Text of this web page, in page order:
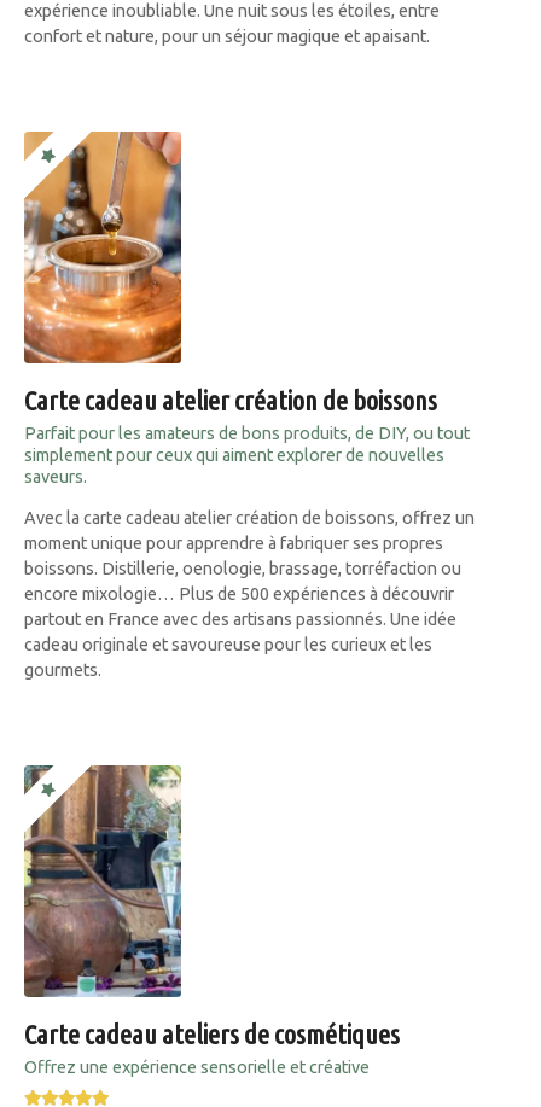
expérience inoubliable. Une nuit sous les étoiles, entre
confort et nature, pour un séjour magique et apaisant.
Carte cadeau atelier création de boissons
Parfait pour les amateurs de bons produits, de DIY, ou tout
simplement pour ceux qui aiment explorer de nouvelles
saveurs.
Avec la carte cadeau atelier création de boissons, offrez un
moment unique pour apprendre à fabriquer ses propres
boissons. Distillerie, oenologie, brassage, torréfaction ou
encore mixologie… Plus de 500 expériences à découvrir
partout en France avec des artisans passionnés. Une idée
cadeau originale et savoureuse pour les curieux et les
gourmets.
Carte cadeau ateliers de cosmétiques
Offrez une expérience sensorielle et créative